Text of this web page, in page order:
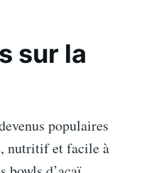
sur la
populaires
nutritif et facile à